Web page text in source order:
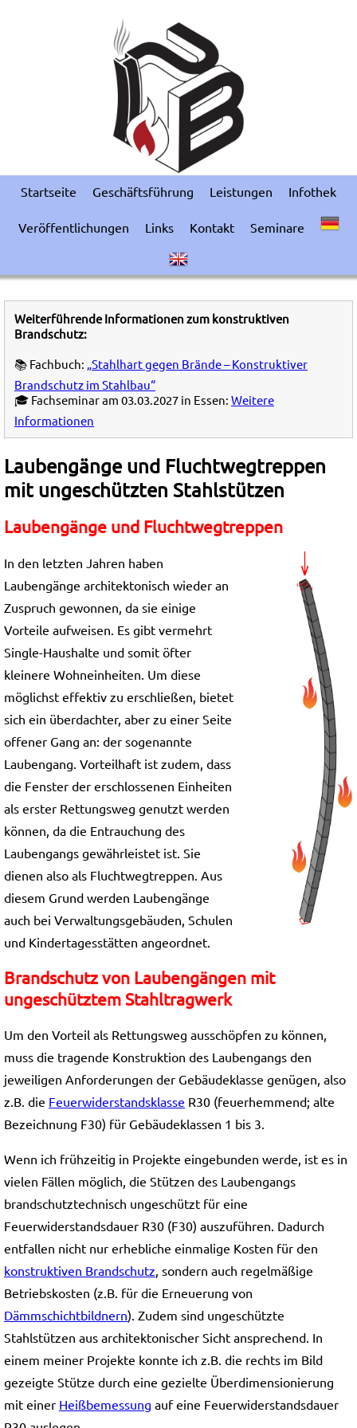
Startseite Geschäftsführung Leistungen Infothek
Veröffentlichungen Links Kontakt Seminare
Weiterführende Informationen zum konstruktiven
Brandschutz:
📚 Fachbuch: „Stahlhart gegen Brände – Konstruktiver
Brandschutz im Stahlbau“
🎓 Fachseminar am 03.03.2027 in Essen: Weitere
Informationen
Laubengänge und Fluchtwegtreppen
mit ungeschützten Stahlstützen
Laubengänge und Fluchtwegtreppen
In den letzten Jahren haben
Laubengänge architektonisch wieder an
Zuspruch gewonnen, da sie einige
Vorteile aufweisen. Es gibt vermehrt
Single-Haushalte und somit öfter
kleinere Wohneinheiten. Um diese
möglichst effektiv zu erschließen, bietet
sich ein überdachter, aber zu einer Seite
offener Gang an: der sogenannte
Laubengang. Vorteilhaft ist zudem, dass
die Fenster der erschlossenen Einheiten
als erster Rettungsweg genutzt werden
können, da die Entrauchung des
Laubengangs gewährleistet ist. Sie
dienen also als Fluchtwegtreppen. Aus
diesem Grund werden Laubengänge
auch bei Verwaltungsgebäuden, Schulen
und Kindertagesstätten angeordnet.
Brandschutz von Laubengängen mit
ungeschütztem Stahltragwerk
Um den Vorteil als Rettungsweg ausschöpfen zu können,
muss die tragende Konstruktion des Laubengangs den
jeweiligen Anforderungen der Gebäudeklasse genügen, also
z.B. die Feuerwiderstandsklasse R30 (feuerhemmend; alte
Bezeichnung F30) für Gebäudeklassen 1 bis 3.
Wenn ich frühzeitig in Projekte eingebunden werde, ist es in
vielen Fällen möglich, die Stützen des Laubengangs
brandschutztechnisch ungeschützt für eine
Feuerwiderstandsdauer R30 (F30) auszuführen. Dadurch
entfallen nicht nur erhebliche einmalige Kosten für den
konstruktiven Brandschutz, sondern auch regelmäßige
Betriebskosten (z.B. für die Erneuerung von
Dämmschichtbildnern). Zudem sind ungeschützte
Stahlstützen aus architektonischer Sicht ansprechend. In
einem meiner Projekte konnte ich z.B. die rechts im Bild
gezeigte Stütze durch eine gezielte Überdimensionierung
mit einer Heißbemessung auf eine Feuerwiderstandsdauer